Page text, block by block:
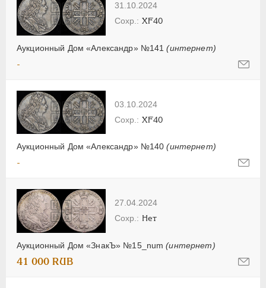
31.10.2024
Аукционный Дом «Александр» №141(интернет)
XF40
-
03.10.2024
Аукционный Дом «Александр» №140(интернет)
XF40
-
27.04.2024
Аукционный Дом «ЗнакЪ» №15_num(интернет)
Нет
41 000 RUB